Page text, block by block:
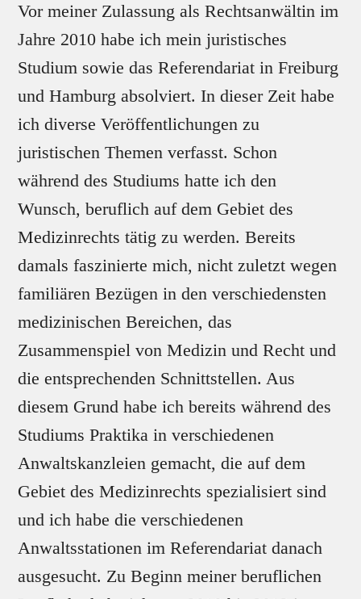
Vor meiner Zulassung als Rechtsanwältin im
Jahre 2010 habe ich mein juristisches
Studium sowie das Referendariat in Freiburg
und Hamburg absolviert. In dieser Zeit habe
ich diverse Veröffentlichungen zu
juristischen Themen verfasst. Schon
während des Studiums hatte ich den
Wunsch, beruflich auf dem Gebiet des
Medizinrechts tätig zu werden. Bereits
damals faszinierte mich, nicht zuletzt wegen
familiären Bezügen in den verschiedensten
medizinischen Bereichen, das
Zusammenspiel von Medizin und Recht und
die entsprechenden Schnittstellen. Aus
diesem Grund habe ich bereits während des
Studiums Praktika in verschiedenen
Anwaltskanzleien gemacht, die auf dem
Gebiet des Medizinrechts spezialisiert sind
und ich habe die verschiedenen
Anwaltsstationen im Referendariat danach
ausgesucht. Zu Beginn meiner beruflichen